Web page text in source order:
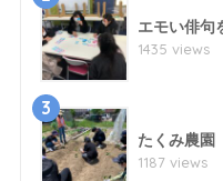
エモい俳句
1435 views
3
たくみ農園
1187 views